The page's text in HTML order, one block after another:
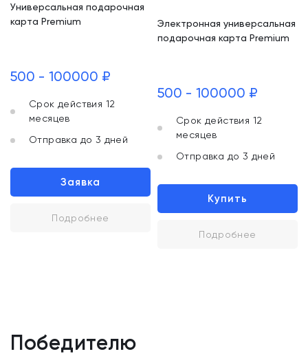
Универсальная подарочная
карта Premium
500 - 100000 ₽
Срок действия 12
месяцев
Отправка до 3 дней
Заявка
Подробнее
Электронная универсальная
подарочная карта Premium
500 - 100000 ₽
Срок действия 12
месяцев
Отправка до 3 дней
Купить
Подробнее
Победителю